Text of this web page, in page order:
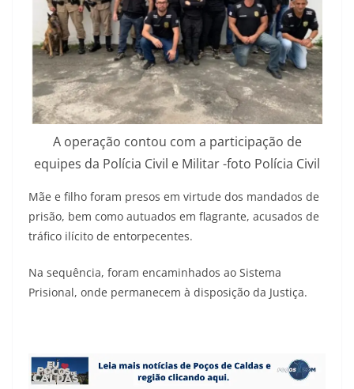
A operação contou com a participação de
equipes da Polícia Civil e Militar -foto Polícia Civil
Mãe e filho foram presos em virtude dos mandados de
prisão, bem como autuados em flagrante, acusados de
tráfico ilícito de entorpecentes.
Na sequência, foram encaminhados ao Sistema
Prisional, onde permanecem à disposição da Justiça.